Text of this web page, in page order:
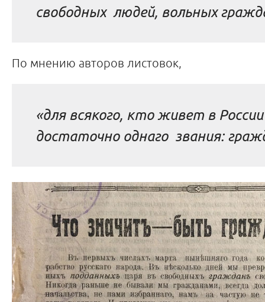
свободных людей, вольных
По мнению авторов листовок,
«для всякого, кто живет в
достаточно однаго звания: